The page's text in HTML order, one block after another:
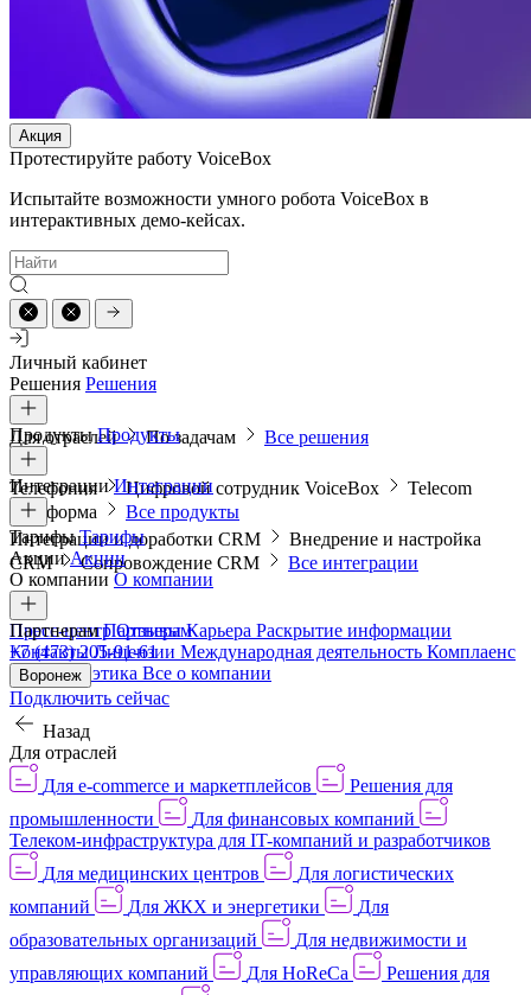
Акция
Протестируйте работу VoiceBox
Испытайте возможности умного робота VoiceBox в
интерактивных демо-кейсах.
Личный кабинет
Решения Решения
Для отраслей По задачам Все решения
ПродуктыПродукты
Телефония Цифровой сотрудник VoiceBox
Telecom
платформа
Все продукты
ИнтеграцииИнтеграции
Интеграции и доработки CRM
Внедрение и настройка
CRM
Сопровождение CRM Все интеграции
ТарифыТарифы
АкцииАкции
О компании О компании
Пресс-центрОтзывыКарьера Раскрытие информации
КонтактыЛицензии Международная деятельность Комплаенс
и деловая этика Все о компании
ПартнерамПартнерам
+7 (473) 205-91-61
Воронеж
Подключить сейчас
Назад
Для отраслей
Для e-commerce и маркетплейсов
Решения для
промышленности
Для финансовых компаний
Телеком-инфраструктура для IT-компаний и разработчиков
Для медицинских центров
Для логистических
компаний
Для ЖКХ и энергетики
Для
образовательных организаций
Для недвижимости и
управляющих компаний
Для HoReCa
Решения для